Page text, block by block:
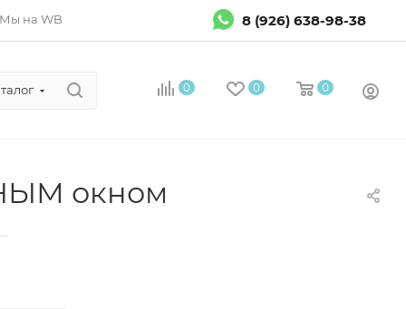
Мы на WB 8 (926) 638-98-38
0 0 0
окном